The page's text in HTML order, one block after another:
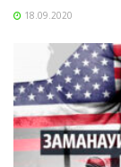
18.09.2020